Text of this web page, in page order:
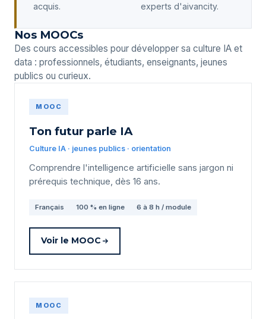
acquis.
experts d'aivancity.
Nos MOOCs
Des cours accessibles pour développer sa culture IA et
data : professionnels, étudiants, enseignants, jeunes
publics ou curieux.
MOOC
Ton futur parle IA
Culture IA · jeunes publics · orientation
Comprendre l'intelligence artificielle sans jargon ni
prérequis technique, dès 16 ans.
Français 100 % en ligne 6 à 8 h / module
Voir le MOOC
MOOC